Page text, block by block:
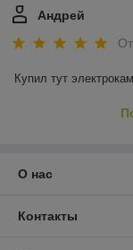
Андрей
Купил тут
О нас
Контакты